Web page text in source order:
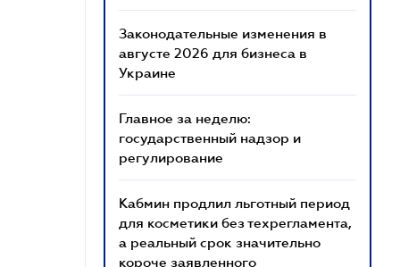
Законодательные изменения в
августе 2026 для бизнеса в
Украине
Главное за неделю:
государственный надзор и
регулирование
Кабмин продлил льготный период
для косметики без техрегламента,
а реальный срок значительно
короче заявленного